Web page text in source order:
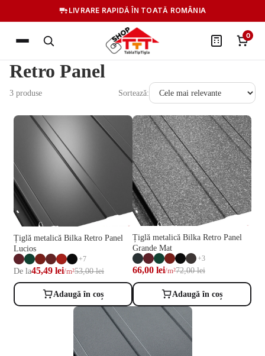
LIVRARE RAPIDĂ ÎN TOATĂ ROMÂNIA
0
Retro Panel
3 produse Sortează:
Țiglă metalică Bilka Retro Panel
Lucios
+7
De la45,49 lei/m²53,00 lei
Adaugă în coș
Țiglă metalică Bilka Retro Panel
Grande Mat
+3
66,00 lei/m²72,00 lei
Adaugă în coș